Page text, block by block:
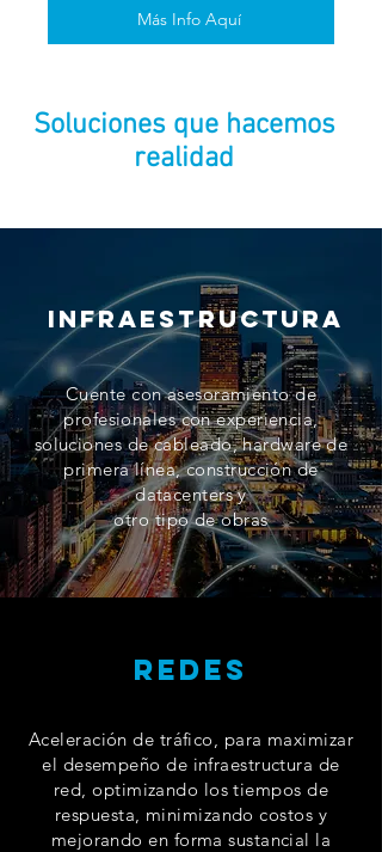
Más Info Aquí
Soluciones que hacemos
realidad
infraestruCtura
Cuente con asesoramiento de
profesionales con experiencia,
soluciones de cableado, hardware de
primera línea, construcción de
datacenters y
otro tipo de obras
redes
Aceleración de tráfico, para maximizar
el desempeño de infraestructura de
red, optimizando los tiempos de
respuesta, minimizando costos y
mejorando en forma sustancial la